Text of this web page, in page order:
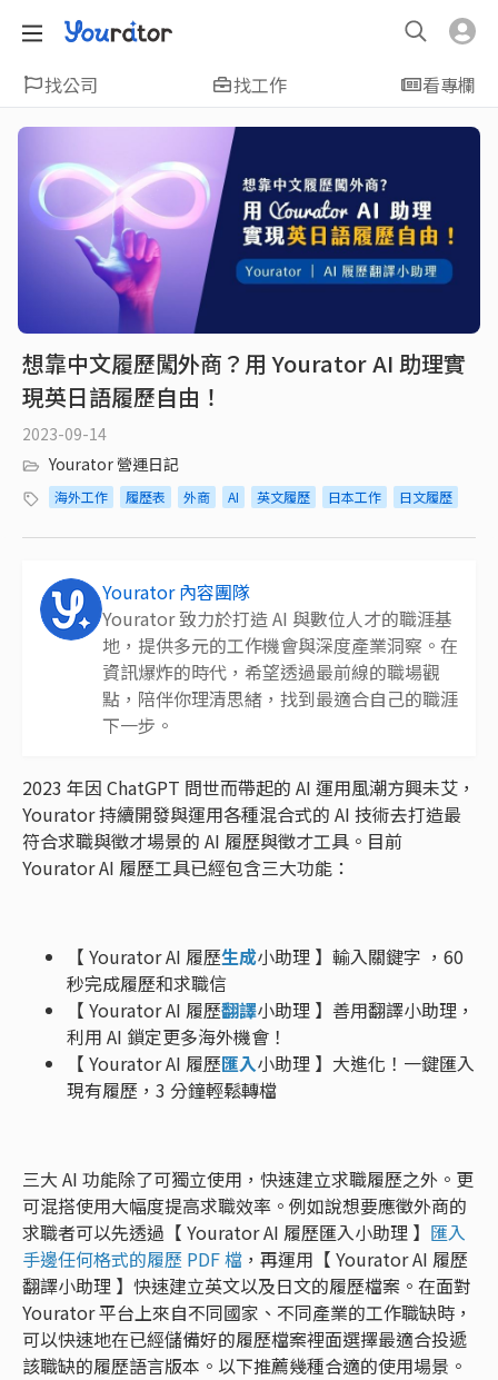
找公司 找工作 看專欄
想靠中文履歷闖外商？用 Yourator AI 助理實
現英日語履歷自由！
2023-09-14
Yourator 營運日記
海外工作 履歷表 外商 AI 英文履歷 日本工作 日文履歷
Yourator 內容團隊
Yourator 致力於打造 AI 與數位人才的職涯基
地，提供多元的工作機會與深度產業洞察。在
資訊爆炸的時代，希望透過最前線的職場觀
點，陪伴你理清思緒，找到最適合自己的職涯
下一步。
2023 年因 ChatGPT 問世而帶起的 AI 運用風潮方興未艾，
Yourator 持續開發與運用各種混合式的 AI 技術去打造最
符合求職與徵才場景的 AI 履歷與徵才工具。目前
Yourator AI 履歷工具已經包含三大功能：
【 Yourator AI 履歷生成小助理 】輸入關鍵字 ，60
秒完成履歷和求職信
【 Yourator AI 履歷翻譯小助理 】善用翻譯小助理，
利用 AI 鎖定更多海外機會！
【 Yourator AI 履歷匯入小助理 】大進化！一鍵匯入
現有履歷，3 分鐘輕鬆轉檔
三大 AI 功能除了可獨立使用，快速建立求職履歷之外。更
可混搭使用大幅度提高求職效率。例如說想要應徵外商的
求職者可以先透過【 Yourator AI 履歷匯入小助理 】 匯入
手邊任何格式的履歷 PDF 檔 ，再運用【 Yourator AI 履歷
翻譯小助理 】快速建立英文以及日文的履歷檔案。在面對
Yourator 平台上來自不同國家、不同產業的工作職缺時，
可以快速地在已經儲備好的履歷檔案裡面選擇最適合投遞
該職缺的履歷語言版本。以下推薦幾種合適的使用場景。